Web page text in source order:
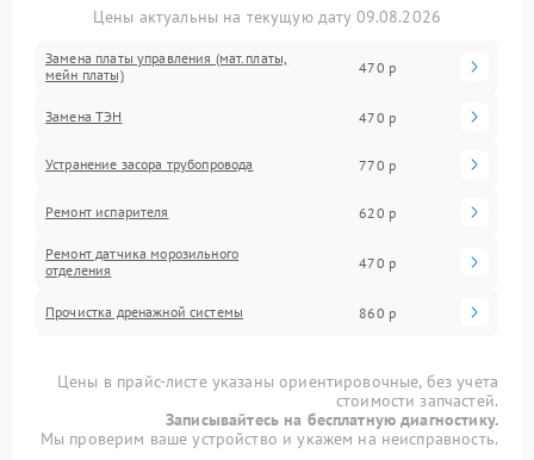
Цены актуальны на текущую дату 09.08.2026
Замена платы управления (мат.платы,
мейн платы)
470 р
Замена ТЭН 470 р
Устранение засора трубопровода 770 р
Ремонт испарителя 620 р
Ремонт датчика морозильного
отделения
470 р
Прочистка дренажной системы 860 р
Цены в прайс-листе указаны ориентировочные, без учета
стоимости запчастей.
Записывайтесь на бесплатную диагностику.
Мы проверим ваше устройство и укажем на неисправность.